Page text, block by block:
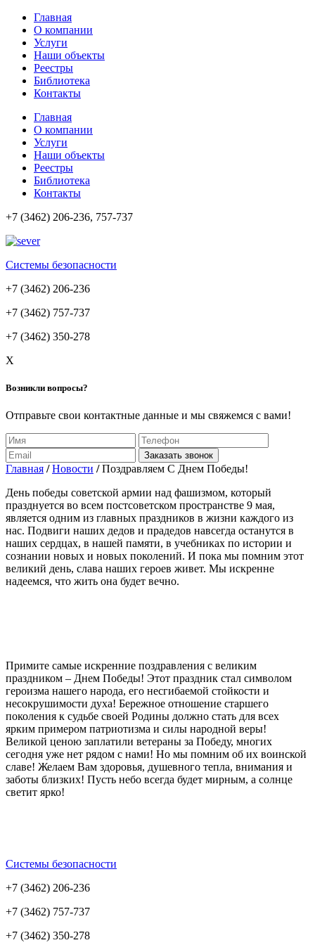
Главная
О компании
Услуги
Наши объекты
Реестры
Библиотека
Контакты
Главная
О компании
Услуги
Наши объекты
Реестры
Библиотека
Контакты
+7 (3462) 206-236, 757-737
Cистемы безопасности
+7 (3462) 206-236
+7 (3462) 757-737
+7 (3462) 350-278
X
Возникли вопросы?
Отправьте свои контактные данные и мы свяжемся с вами!
Заказать звонок
Главная / Новости /Поздравляем С Днем Победы!
День победы советской армии над фашизмом, который
празднуется во всем постсоветском пространстве 9 мая,
является одним из главных праздников в жизни каждого из
нас. Подвиги наших дедов и прадедов навсегда останутся в
наших сердцах, в нашей памяти, в учебниках по истории и
сознании новых и новых поколений. И пока мы помним этот
великий день, слава наших героев живет. Мы искренне
надеемся, что жить она будет вечно.
Примите самые искренние поздравления с великим
праздником – Днем Победы! Этот праздник стал символом
героизма нашего народа, его несгибаемой стойкости и
несокрушимости духа! Бережное отношение старшего
поколения к судьбе своей Родины должно стать для всех
ярким примером патриотизма и силы народной веры!
Великой ценою заплатили ветераны за Победу, многих
сегодня уже нет рядом с нами! Но мы помним об их воинской
славе! Желаем Вам здоровья, душевного тепла, внимания и
заботы близких! Пусть небо всегда будет мирным, а солнце
светит ярко!
Системы безопасности
+7 (3462) 206-236
+7 (3462) 757-737
+7 (3462) 350-278